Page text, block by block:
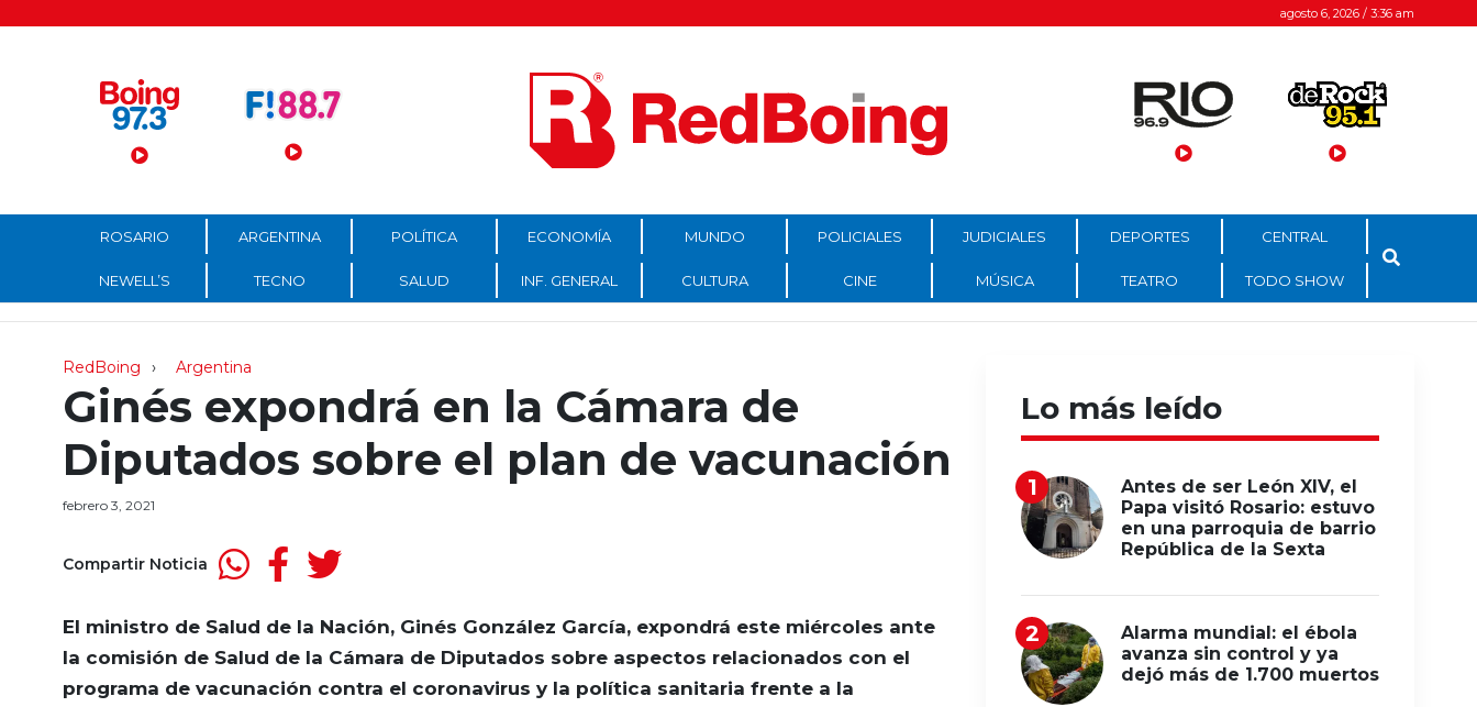
Menú Principal agosto 6, 2026 / 3:36 am
ROSARIO ARGENTINA POLÍTICA ECONOMÍA MUNDO POLICIALES JUDICIALES DEPORTES CENTRAL
NEWELL’S TECNO SALUD INF. GENERAL CULTURA CINE MÚSICA TEATRO TODO SHOW
RedBoing Argentina
Ginés expondrá en la Cámara de
Diputados sobre el plan de vacunación
febrero 3, 2021
Compartir Noticia
El ministro de Salud de la Nación, Ginés González García, expondrá este miércoles ante
la comisión de Salud de la Cámara de Diputados sobre aspectos relacionados con el
programa de vacunación contra el coronavirus y la política sanitaria frente a la
Lo más leído
Antes de ser León XIV, el
Papa visitó Rosario: estuvo
en una parroquia de barrio
República de la Sexta
Alarma mundial: el ébola
avanza sin control y ya
dejó más de 1.700 muertos